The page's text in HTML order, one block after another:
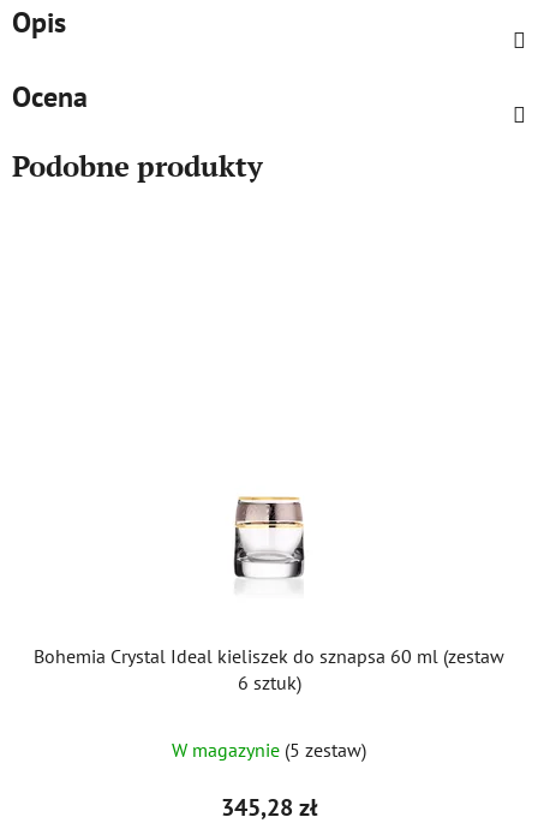
Opis
Ocena
Podobne produkty
Bohemia Crystal Ideal kieliszek do sznapsa 60 ml (zestaw
6 sztuk)
W magazynie (5 zestaw)
345,28 zł